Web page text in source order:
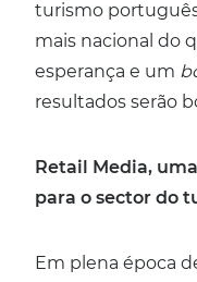
turismo
mais nacional do
esperança e um
resultados serão
Retail Media,
para o sector do
Em plena época